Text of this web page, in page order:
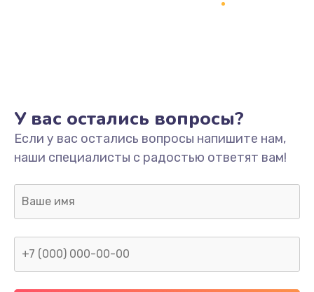
У вас остались вопросы?
Если у вас остались вопросы напишите нам,
наши специалисты с радостью ответят вам!